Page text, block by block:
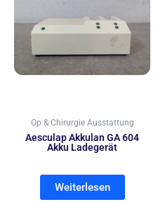
Op & Chirurgie Ausstattung
Aesculap Akkulan GA 604
Akku Ladegerät
Weiterlesen